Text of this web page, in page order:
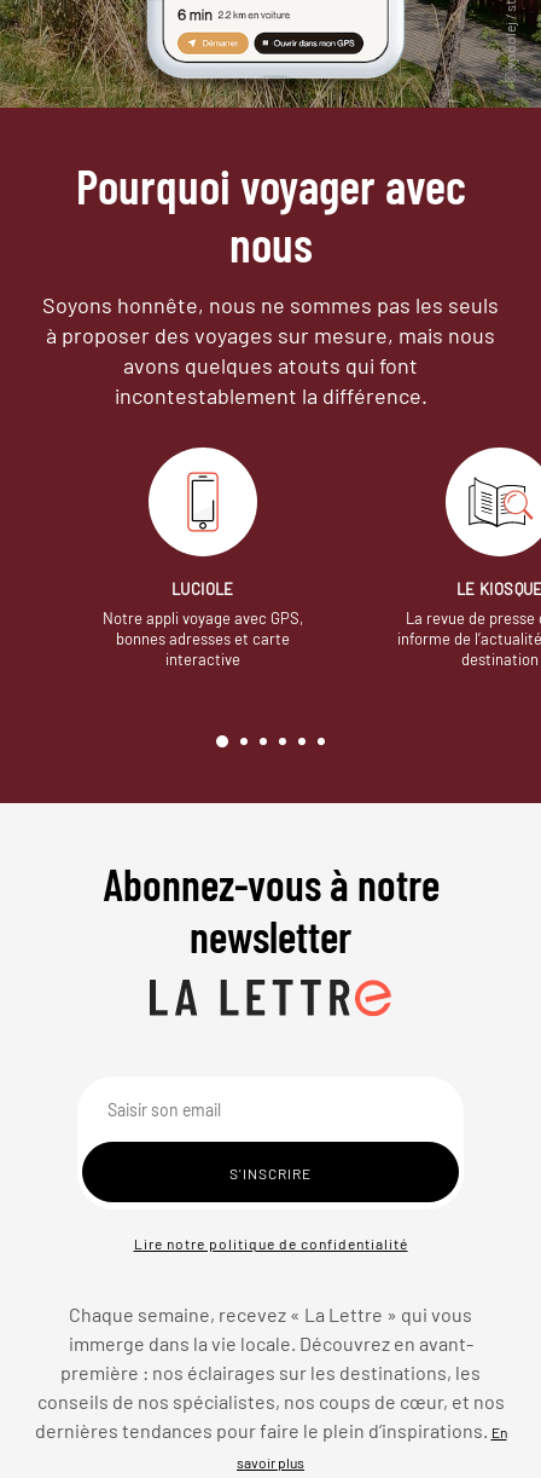
Pourquoi voyager avec
nous
Soyons honnête, nous ne sommes pas les seuls
à proposer des voyages sur mesure, mais nous
avons quelques atouts qui font
incontestablement la différence.
LUCIOLE
Notre appli voyage avec GPS,
bonnes adresses et carte
interactive
LE
La revue de presse
informe de
destination
Abonnez-vous à notre
newsletter
Lire notre politique de confidentialité
Chaque semaine, recevez « La Lettre » qui vous
immerge dans la vie locale. Découvrez en avant-
première : nos éclairages sur les destinations, les
conseils de nos spécialistes, nos coups de cœur, et nos
dernières tendances pour faire le plein d’inspirations. En
savoir plus